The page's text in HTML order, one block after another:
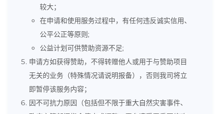
较大；
在申请和使用服务过程中，有任何违反诚实信用、
公平公正等原则;
公益计划可供赞助资源不足;
申请方如获得赞助，不得转赠他人或用于与赞助项目
无关的业务（特殊情况请说明报备），否则我司将立
即暂停该服务内容；
因不可抗力原因（包括但不限于重大自然灾害事件、